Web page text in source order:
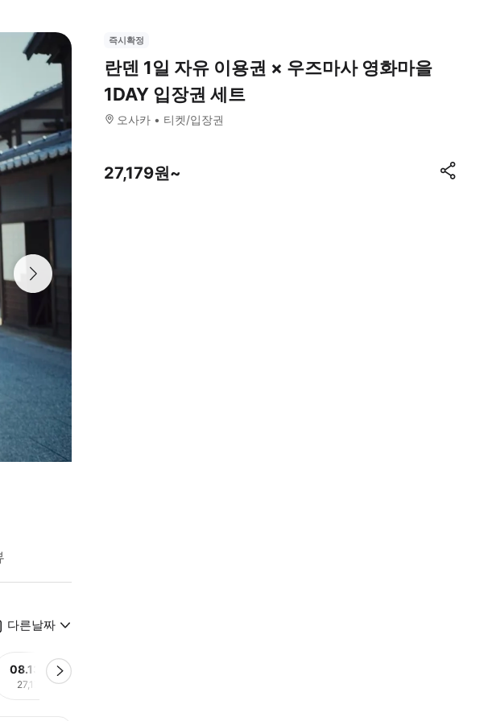
다른날짜
08.13(목)
27,179원
즉시확정
란덴 1일 자유 이용권 × 우즈마사 영화마을
1DAY 입장권 세트
오사카 티켓/입장권
27,179원~